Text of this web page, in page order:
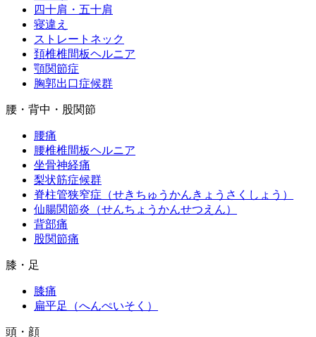
四十肩・五十肩
寝違え
ストレートネック
頚椎椎間板ヘルニア
顎関節症
胸郭出口症候群
腰・背中・股関節
腰痛
腰椎椎間板ヘルニア
坐骨神経痛
梨状筋症候群
脊柱管狭窄症（せきちゅうかんきょうさくしょう）
仙腸関節炎（せんちょうかんせつえん）
背部痛
股関節痛
膝・足
膝痛
扁平足（へんぺいそく）
頭・顔